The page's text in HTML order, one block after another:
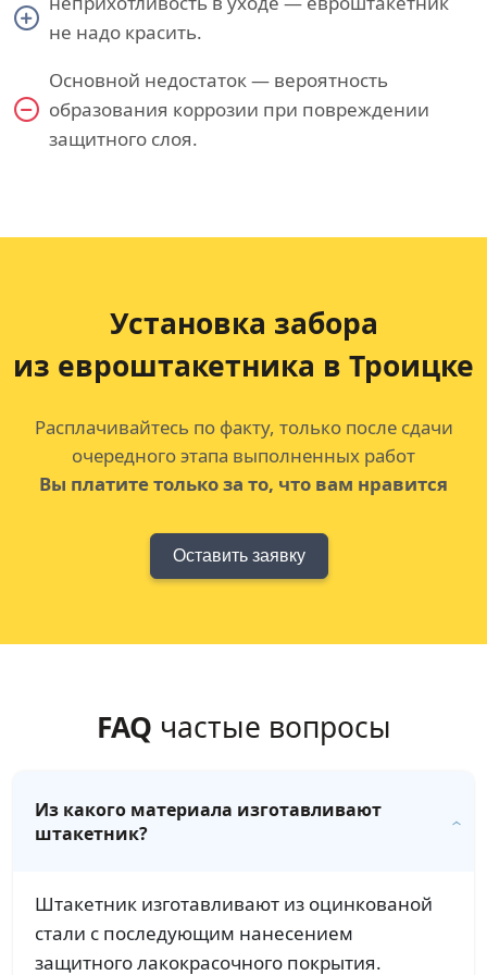
не надо красить.
Основной недостаток — вероятность
образования коррозии при повреждении
защитного слоя.
Установка забора
из евроштакетника в Троицке
Расплачивайтесь по факту, только после сдачи
очередного этапа выполненных работ
Вы платите только за то, что вам нравится
Оставить заявку
FAQ частые вопросы
Из какого материала изготавливают
штакетник?
Штакетник изготавливают из оцинкованой
стали с последующим нанесением
защитного лакокрасочного покрытия.